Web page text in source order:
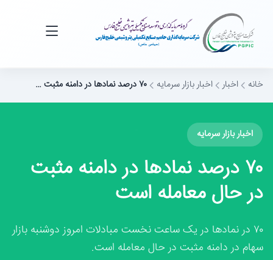
خانه اخبار اخبار بازار سرمایه ۷۰ درصد نمادها در دامنه مثبت …
اخبار بازار سرمایه
۷۰ درصد نمادها در دامنه مثبت
در حال معامله است
۷۰ در نمادها در یک ساعت نخست مبادلات امروز دوشنبه بازار
سهام در دامنه مثبت در حال معامله است.